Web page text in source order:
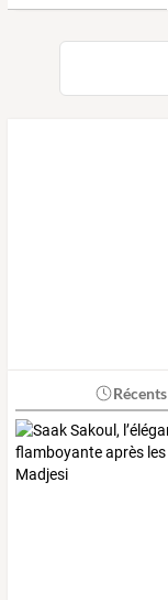
Récents